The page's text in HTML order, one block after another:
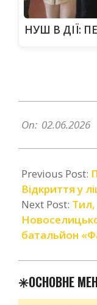
НУШ В ДІЇ:
06-
On: 02.06.2026
Previous Post:
Відкриття у
Next Post: Тил,
батальйон
✳️ОСНОВНЕ